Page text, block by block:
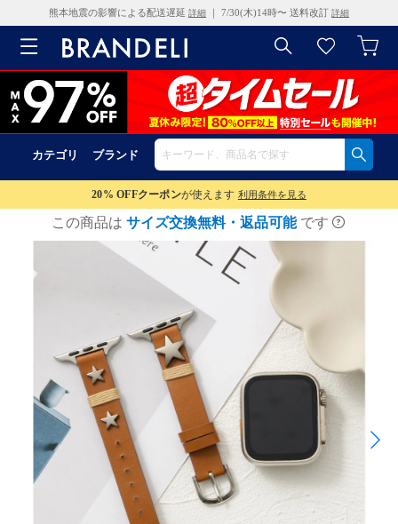
熊本地震の影響による配送遅延 詳細 ｜ 7/30(木)14時〜 送料改訂 詳細
カテゴリ ブランド
20% OFFクーポンが使えます 利用条件を見る
この商品は サイズ交換無料・返品可能 です